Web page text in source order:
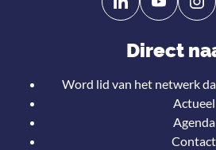
ons
Linkedin
ons
YouTube
Direct
Word lid van het netwerk
Actueel
Agenda
Contact